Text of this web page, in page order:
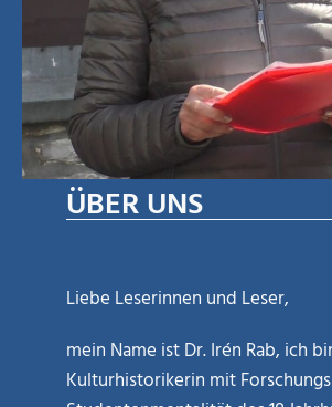
ÜBER UNS
Liebe Leserinnen und Leser,
mein Name ist Dr. Irén Rab, ich
Kulturhistorikerin mit